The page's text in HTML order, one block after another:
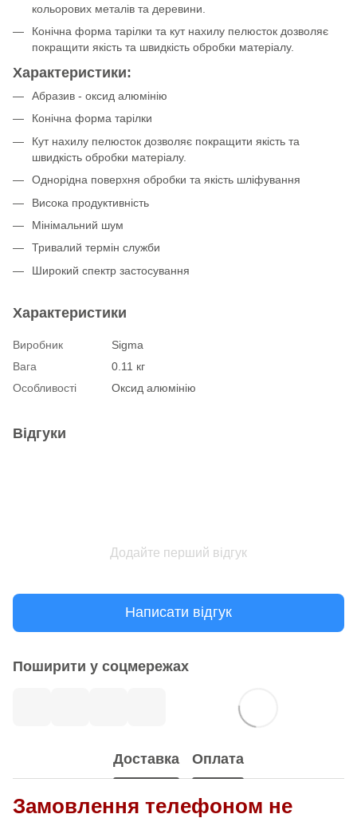
кольорових металів та деревини.
Конічна форма тарілки та кут нахилу пелюсток дозволяє
покращити якість та швидкість обробки матеріалу.
Характеристики:
Абразив - оксид алюмінію
Конічна форма тарілки
Кут нахилу пелюсток дозволяє покращити якість та
швидкість обробки матеріалу.
Однорідна поверхня обробки та якість шліфування
Висока продуктивність
Мінімальний шум
Тривалий термін служби
Широкий спектр застосування
Характеристики
Виробник
Sigma
Вага
0.11 кг
Особливості
Оксид алюмінію
Відгуки
Додайте перший відгук
Написати відгук
Поширити у соцмережах
Доставка Оплата
Замовлення телефоном не